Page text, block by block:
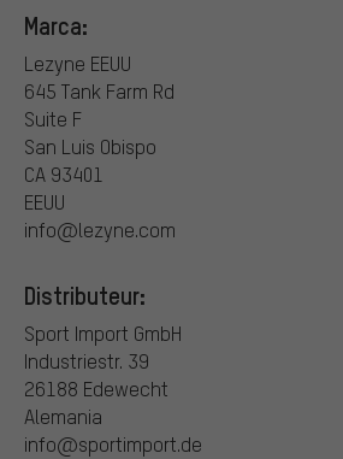
Marca:
Lezyne EEUU
645 Tank Farm Rd
Suite F
San Luis Obispo
CA 93401
EEUU
info@lezyne.com
Distributeur:
Sport Import GmbH
Industriestr. 39
26188 Edewecht
Alemania
info@sportimport.de